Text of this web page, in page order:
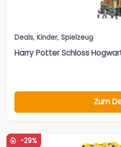
Deals, Kinder, Spielzeug
Harry Potter Schloss
Zum
-29%